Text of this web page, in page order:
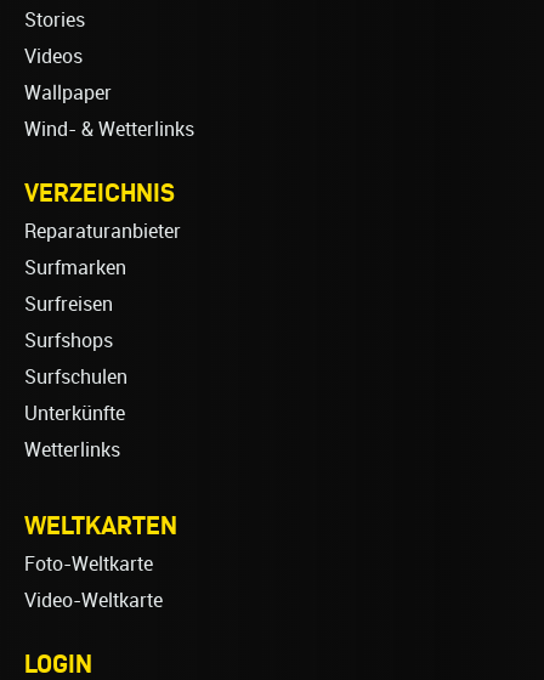
Stories
Videos
Wallpaper
Wind- & Wetterlinks
VERZEICHNIS
Reparaturanbieter
Surfmarken
Surfreisen
Surfshops
Surfschulen
Unterkünfte
Wetterlinks
WELTKARTEN
Foto-Weltkarte
Video-Weltkarte
LOGIN